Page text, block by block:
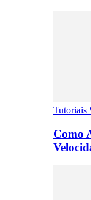
Tutoriais
Como